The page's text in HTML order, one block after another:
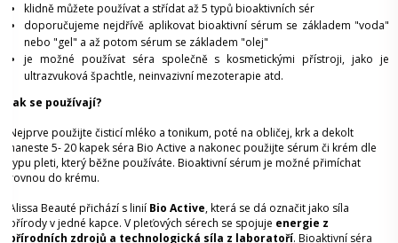
klidně můžete používat a střídat až 5 typů bioaktivních sér
doporučujeme nejdřívě aplikovat bioaktivní sérum se základem "voda"
nebo "gel" a až potom sérum se základem "olej"
je možné používat séra společně s kosmetickými přístroji, jako je
ultrazvuková špachtle, neinvazivní mezoterapie atd.
Jak se používají?
Nejprve použijte čisticí mléko a tonikum, poté na obličej, krk a dekolt
naneste 5- 20 kapek séra Bio Active a nakonec použijte sérum či krém dle
typu pleti, který běžne používáte. Bioaktivní sérum je možné přimíchat
rovnou do krému.
Alissa Beauté přichází s linií Bio Active, která se dá označit jako síla
přírody v jedné kapce. V pleťových sérech se spojuje energie z
přírodních zdrojů a technologická síla z laboratoří. Bioaktivní séra